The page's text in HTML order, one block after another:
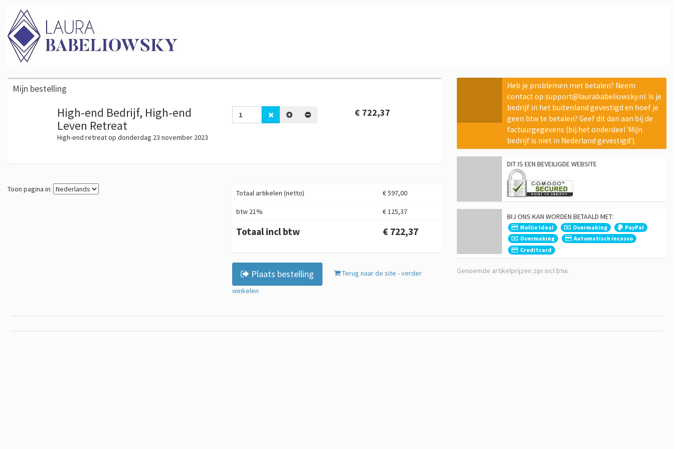
Mijn bestelling
High-end Bedrijf, High-end
Leven Retreat
High-end retreat op donderdag 23 november 2023
€ 722,37
Toon pagina in: Totaal artikelen (netto) € 597,00
btw 21% € 125,37
Totaal incl btw € 722,37
Plaats bestelling
Terug naar de site - verder
winkelen
Heb je problemen met betalen? Neem
contact op support@laurababeliowsky.nl. Is je
bedrijf in het buitenland gevestigd en hoef je
geen btw te betalen? Geef dit dan aan bij de
factuurgegevens (bij het onderdeel 'Mijn
bedrijf is niet in Nederland gevestigd').
DIT IS EEN BEVEILIGDE WEBSITE
BIJ ONS KAN WORDEN BETAALD MET:
Mollie Ideal Overmaking
PayPal
Overmaking
Automatisch incasso
Creditcard
Genoemde artikelprijzen zijn incl btw.